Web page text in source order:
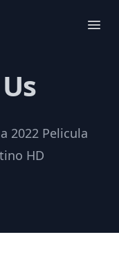
2022 Pelicula
HD